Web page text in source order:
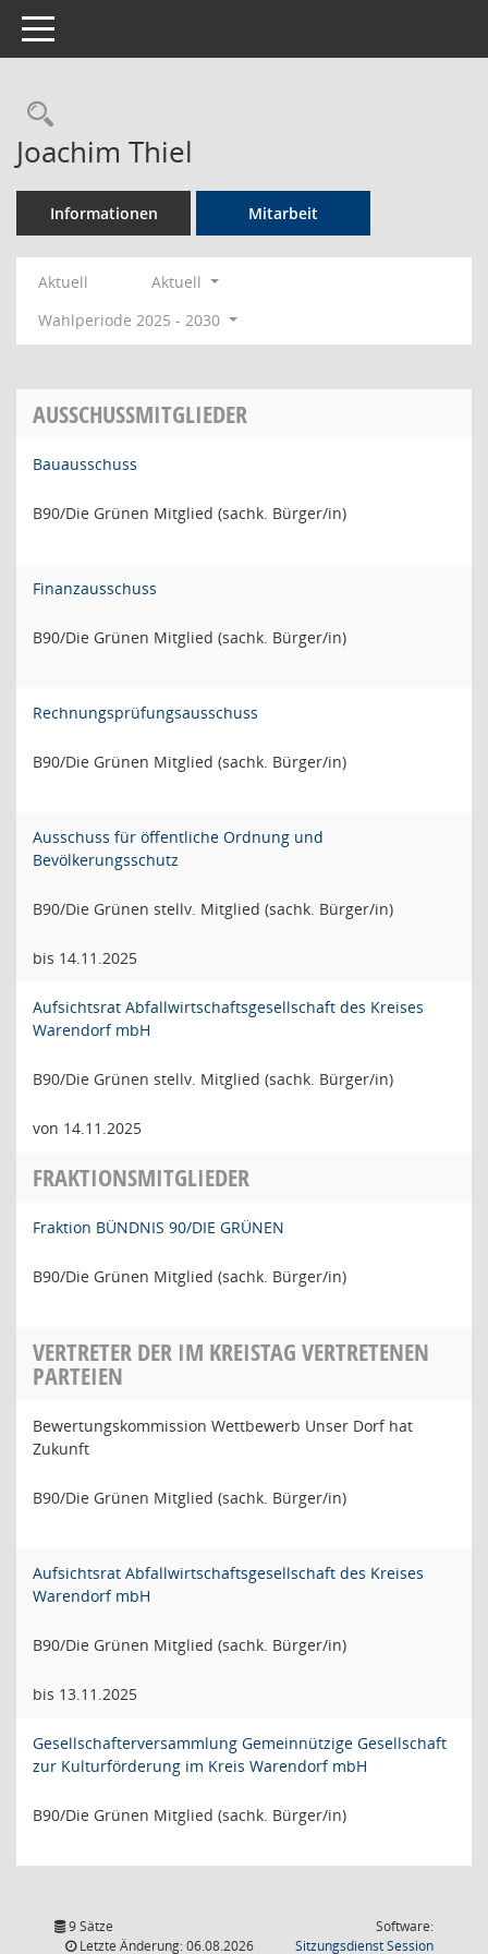
Toggle navigation
Rechercheauswahl
Joachim Thiel
Informationen Mitarbeit
Aktuell
Aktuell
Wahlperiode 2025 - 2030
AUSSCHUSSMITGLIEDER
Bauausschuss
B90/Die Grünen Mitglied (sachk. Bürger/in)
Finanzausschuss
B90/Die Grünen Mitglied (sachk. Bürger/in)
Rechnungsprüfungsausschuss
B90/Die Grünen Mitglied (sachk. Bürger/in)
Ausschuss für öffentliche Ordnung und
Bevölkerungsschutz
B90/Die Grünen stellv. Mitglied (sachk. Bürger/in)
bis 14.11.2025
Aufsichtsrat Abfallwirtschaftsgesellschaft des Kreises
Warendorf mbH
B90/Die Grünen stellv. Mitglied (sachk. Bürger/in)
von 14.11.2025
FRAKTIONSMITGLIEDER
Fraktion BÜNDNIS 90/DIE GRÜNEN
B90/Die Grünen Mitglied (sachk. Bürger/in)
VERTRETER DER IM KREISTAG VERTRETENEN
PARTEIEN
Bewertungskommission Wettbewerb Unser Dorf hat
Zukunft
B90/Die Grünen Mitglied (sachk. Bürger/in)
Aufsichtsrat Abfallwirtschaftsgesellschaft des Kreises
Warendorf mbH
B90/Die Grünen Mitglied (sachk. Bürger/in)
bis 13.11.2025
Gesellschafterversammlung Gemeinnützige Gesellschaft
zur Kulturförderung im Kreis Warendorf mbH
B90/Die Grünen Mitglied (sachk. Bürger/in)
9 Sätze
Letzte Änderung: 06.08.2026
Software:
SitzungsdienstSession(Wird in